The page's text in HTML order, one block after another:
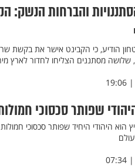
והברחות הנשק:
הודיע, כי הקבינט אישר את בקשת
שלושה מסתננים הצליחו לחדור לארץ
שפותר סכסוכי
הוא היהודי היחיד שפותר סכסוכי